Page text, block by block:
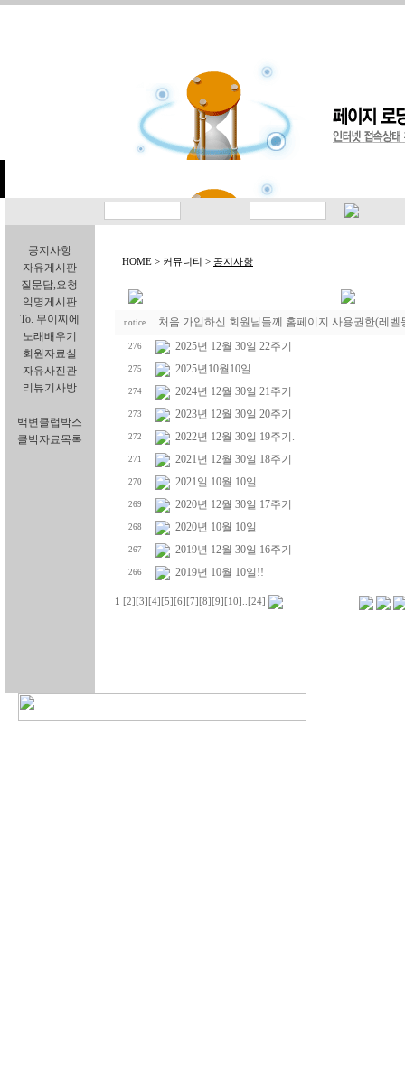
공지사항
자유게시판
질문답,요청
익명게시판
To. 무이찌에
노래배우기
회원자료실
자유사진관
리뷰기사방
백변클럽박스
클박자료목록
HOME > 커뮤니티 > 공지사항
notice 처음 가입하신 회원님들께 홈페이지 사용권한(레벨
276 2025년 12월 30일 22주기
275 2025년10월10일
274 2024년 12월 30일 21주기
273 2023년 12월 30일 20주기
272 2022년 12월 30일 19주기.
271 2021년 12월 30일 18주기
270 2021일 10월 10일
269 2020년 12월 30일 17주기
268 2020년 10월 10일
267 2019년 12월 30일 16주기
266 2019년 10월 10일!!
1 [2] [3] [4] [5] [6] [7] [8] [9] [10] [24]